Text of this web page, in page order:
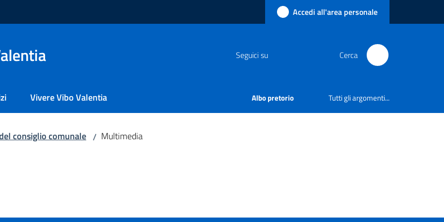
Accedi all'area personale
Seguici su Cerca
Vivere Vibo Valentia Albo pretorio Tutti gli argomenti...
consiglio comunale / Multimedia